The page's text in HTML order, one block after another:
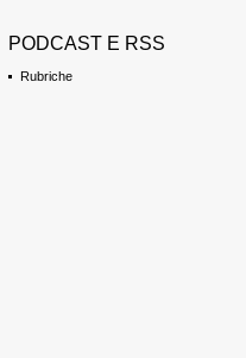
PODCAST E RSS
Rubriche